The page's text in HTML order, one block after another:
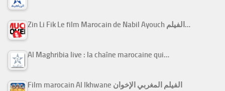
Zin Li Fik Le film Marocain de Nabil Ayouch الفيلم…
Al Maghribia live : la chaîne marocaine qui…
Film marocain Al Ikhwane الفيلم المغربي الإخوان